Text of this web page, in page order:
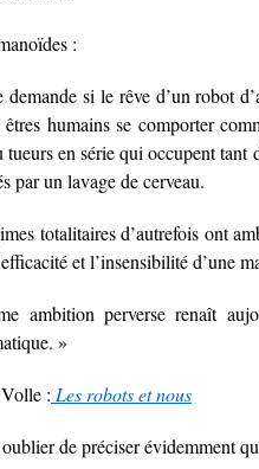
:
demande si le rêve d’un robot
humains se comporter
tueurs en série qui occupent
par un lavage de cerveau.
totalitaires d’autrefois ont
et l’insensibilité d’une
ambition perverse renaît
»
: Les robots et nous
de préciser évidemment